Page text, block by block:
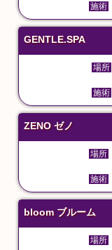
施術
GENTLE.SPA
場所
施術
ZENO ゼノ
場所
施術
bloom ブルーム
場所